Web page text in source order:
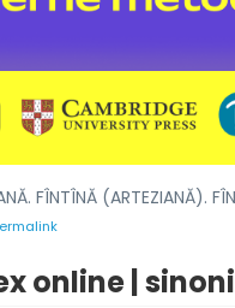
FÎNTÎNĂ (ARTEZIANĂ).
online |